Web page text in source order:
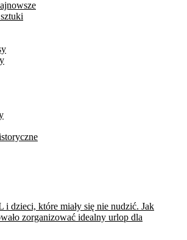
i dzieci, które miały się nie nudzić. Jak
zorganizować idealny urlop dla